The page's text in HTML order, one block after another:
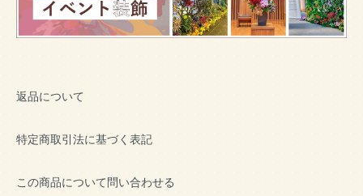
返品について
特定商取引法に基づく表記
この商品について問い合わせる